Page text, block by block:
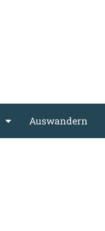
Auswandern